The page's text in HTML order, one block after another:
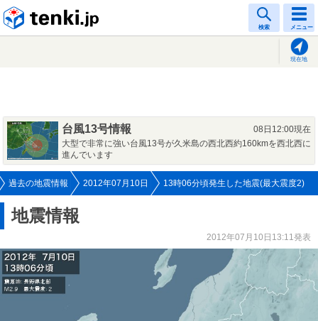
検索 メニュー
現在地
台風13号情報
08日12:00現在
大型で非常に強い台風13号が久米島の西北西約160kmを西北西に
進んでいます
過去の地震情報 2012年07月10日 13時06分頃発生した地震(最大震度2)
地震情報
2012年07月10日13:11発表